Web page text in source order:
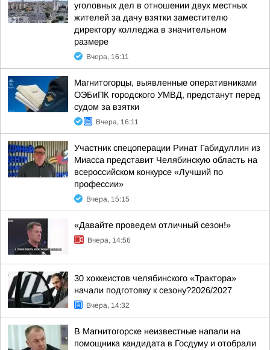
уголовных дел в отношении двух местных
жителей за дачу взятки заместителю
директору колледжа в значительном
размере
Вчера, 16:11
Магнитогорцы, выявленные оперативниками
ОЭБиПК городского УМВД, предстанут перед
судом за взятки
Вчера, 16:11
Участник спецоперации Ринат Габидуллин из
Миасса представит Челябинскую область на
всероссийском конкурсе «Лучший по
профессии»
Вчера, 15:15
«Давайте проведем отличный сезон!»
Вчера, 14:56
30 хоккеистов челябинского «Трактора»
начали подготовку к сезону?2026/2027
Вчера, 14:32
В Магнитогорске неизвестные напали на
помощника кандидата в Госдуму и отобрали